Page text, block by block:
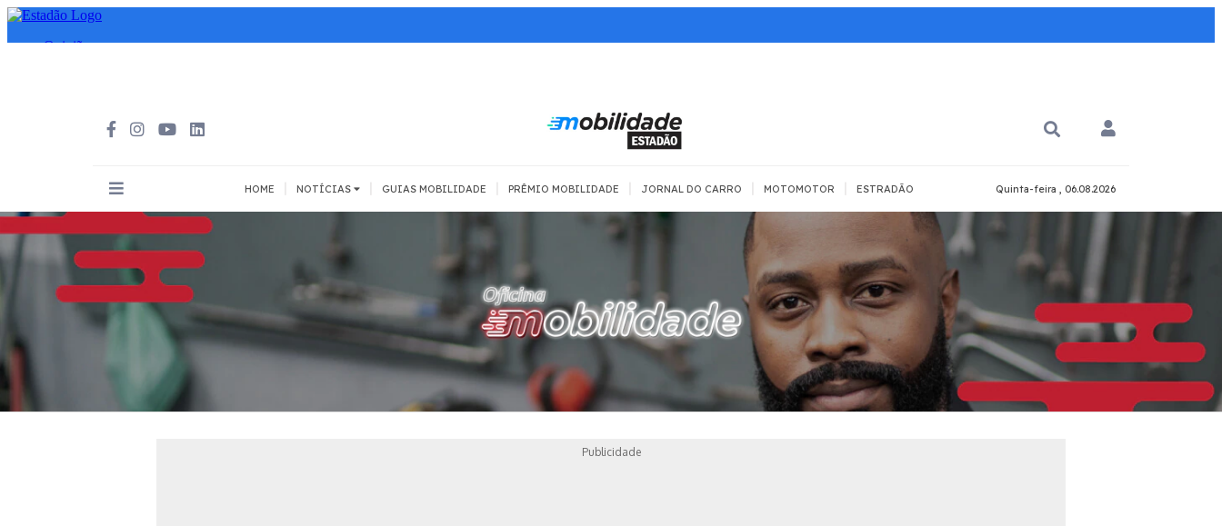
HOME NOTÍCIAS
Todos
A pé
Cargas
MOBILIDADE COM
Todos
Trânsito
MOBILIDADE PARA QUÊ?
Todos
Dia a dia
Empreender
Se divertir
Todos
GUIAS MOBILIDADE PRÊMIO MOBILIDADE JORNAL DO CARRO MOTOMOTOR ESTRADÃO Quinta-feira , 06.08.2026
Publicidade